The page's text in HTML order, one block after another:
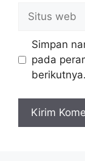
Situs
web
Simpan
pada
berikutnya.